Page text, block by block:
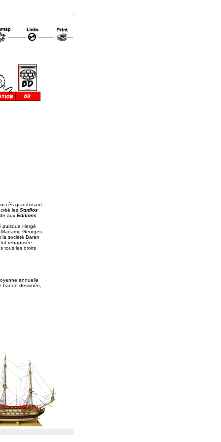
grandissant
les Studios
aux Editions
Hergé
Georges
la société Baran
rebaptisée
tous les droits
annuelle
bande dessinée,